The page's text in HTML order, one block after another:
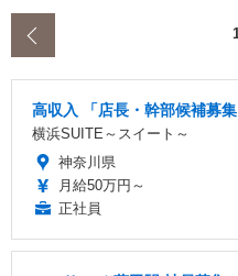
高収入 「店長・幹部候補募
横浜SUITE～スイート～
神奈川県
月給50万円～
正社員